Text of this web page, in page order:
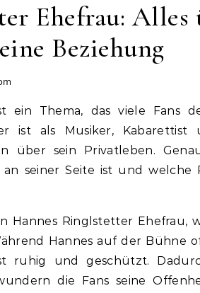
Ehefrau: Alles
Beziehung
ist als Musiker, Kabarettist
über sein Privatleben.
an seiner Seite ist und welche
Hannes Ringlstetter Ehefrau,
Hannes auf der Bühne
ruhig und geschützt.
die Fans seine